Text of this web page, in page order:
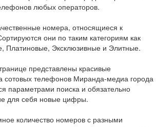
любых операторов.
номера, относящиеся к
они по таким категориям как
Платиновые, Эксклюзивные и Элитные.
представлены красивые
сотовых телефонов Миранда-медиа города
параметрами поиска и обязательно
для себя новые цифры.
количество номеров с разными